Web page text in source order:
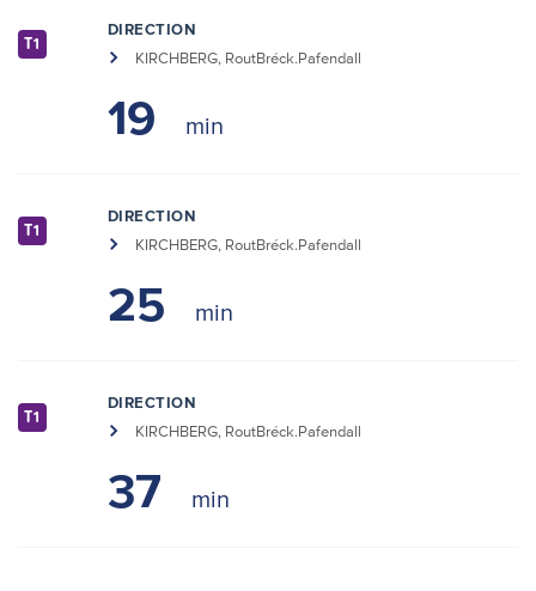
T1
DIRECTION
KIRCHBERG, RoutBréck.Pafendall
19
T1
DIRECTION
KIRCHBERG, RoutBréck.Pafendall
25
T1
DIRECTION
KIRCHBERG, RoutBréck.Pafendall
37